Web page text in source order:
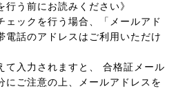
行う前にお読みください》
ェックを行う場合、「メールアド
電話のアドレスはご利用いただけ
て入力されますと、 合格証メール
にご注意の上、メールアドレスを